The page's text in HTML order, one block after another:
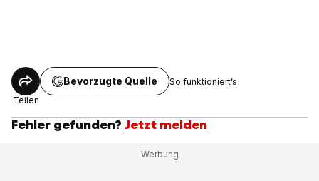
Teilen
Bevorzugte Quelle So funktioniert’s
Fehler gefunden? Jetzt melden